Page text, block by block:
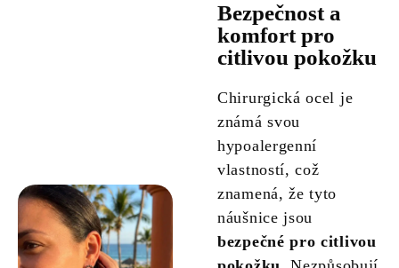
Bezpečnost a
komfort pro
citlivou pokožku
Chirurgická ocel je
známá svou
hypoalergenní
vlastností, což
znamená, že tyto
náušnice jsou
bezpečné pro citlivou